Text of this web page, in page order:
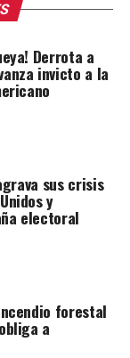
Derrota a
invicto a la
sus crisis
y
electoral
forestal
a